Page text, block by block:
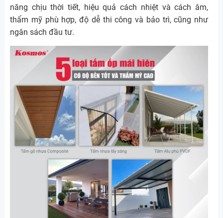
năng chịu thời tiết, hiệu quả cách nhiệt và cách âm,
thẩm mỹ phù hợp, độ dễ thi công và bảo trì, cũng như
ngân sách đầu tư.